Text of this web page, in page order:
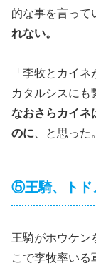
的な事を言って
れない。
「李牧とカイ
カタルシスにも
なおさらカイネ
のに、と思った。
⑤王騎、トド
王騎がホウケン
こで李牧率い